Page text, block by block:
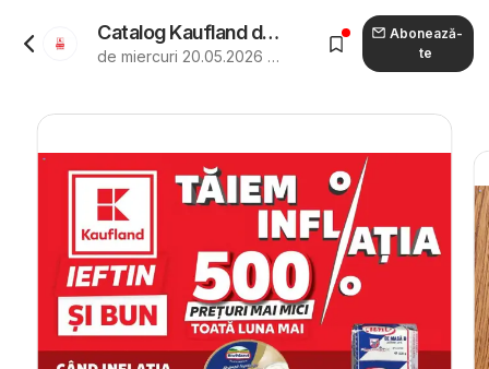
Catalog Kaufland de la 20.05.2026 - Revista "Kaufland Craiova"
de miercuri 20.05.2026 până marți 26.05.2026
Abonează-
te